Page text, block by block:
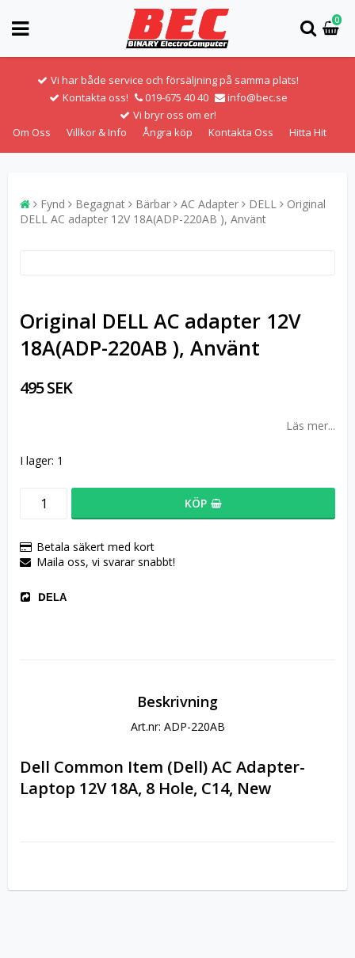
0
Vi har både service och försäljning på samma plats!
Kontakta oss!
019-675 40 40
info@bec.se
Vi bryr oss om er!
Om Oss
Villkor & Info Ångra köp Kontakta Oss Hitta Hit
Fynd Begagnat Bärbar AC Adapter DELL
Original
DELL AC adapter 12V 18A(ADP-220AB ), Använt
Original DELL AC adapter 12V
18A(ADP-220AB ), Använt
495 SEK
Läs mer...
I lager: 1
KÖP
Betala säkert med kort
Maila oss, vi svarar snabbt!
DELA
Beskrivning
Art.nr: ADP-220AB
Dell Common Item (Dell) AC Adapter-
Laptop 12V 18A, 8 Hole, C14, New